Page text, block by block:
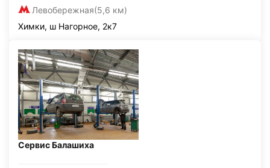
Левобережная(5,6 км)
Химки, ш Нагорное, 2к7
Сервис Балашиха